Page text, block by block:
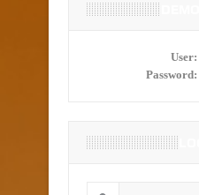
User:
Password: